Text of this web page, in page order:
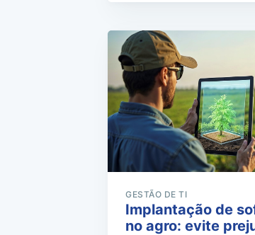
GESTÃO DE TI
Implantação de
no agro: evite